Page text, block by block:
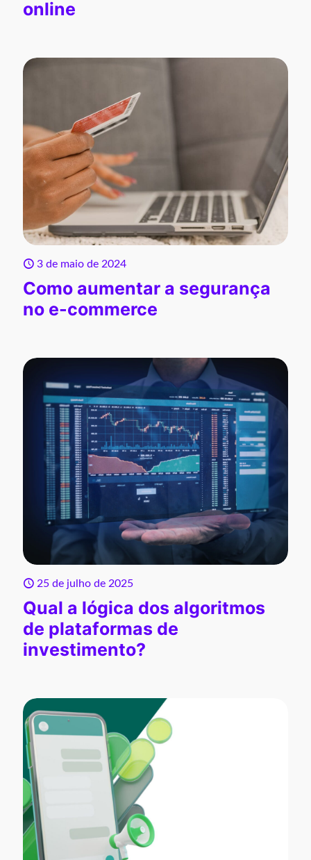
online
3 de maio de 2024
Como aumentar a segurança
no e-commerce
25 de julho de 2025
Qual a lógica dos algoritmos
de plataformas de
investimento?